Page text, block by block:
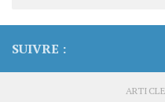
SUIVRE :